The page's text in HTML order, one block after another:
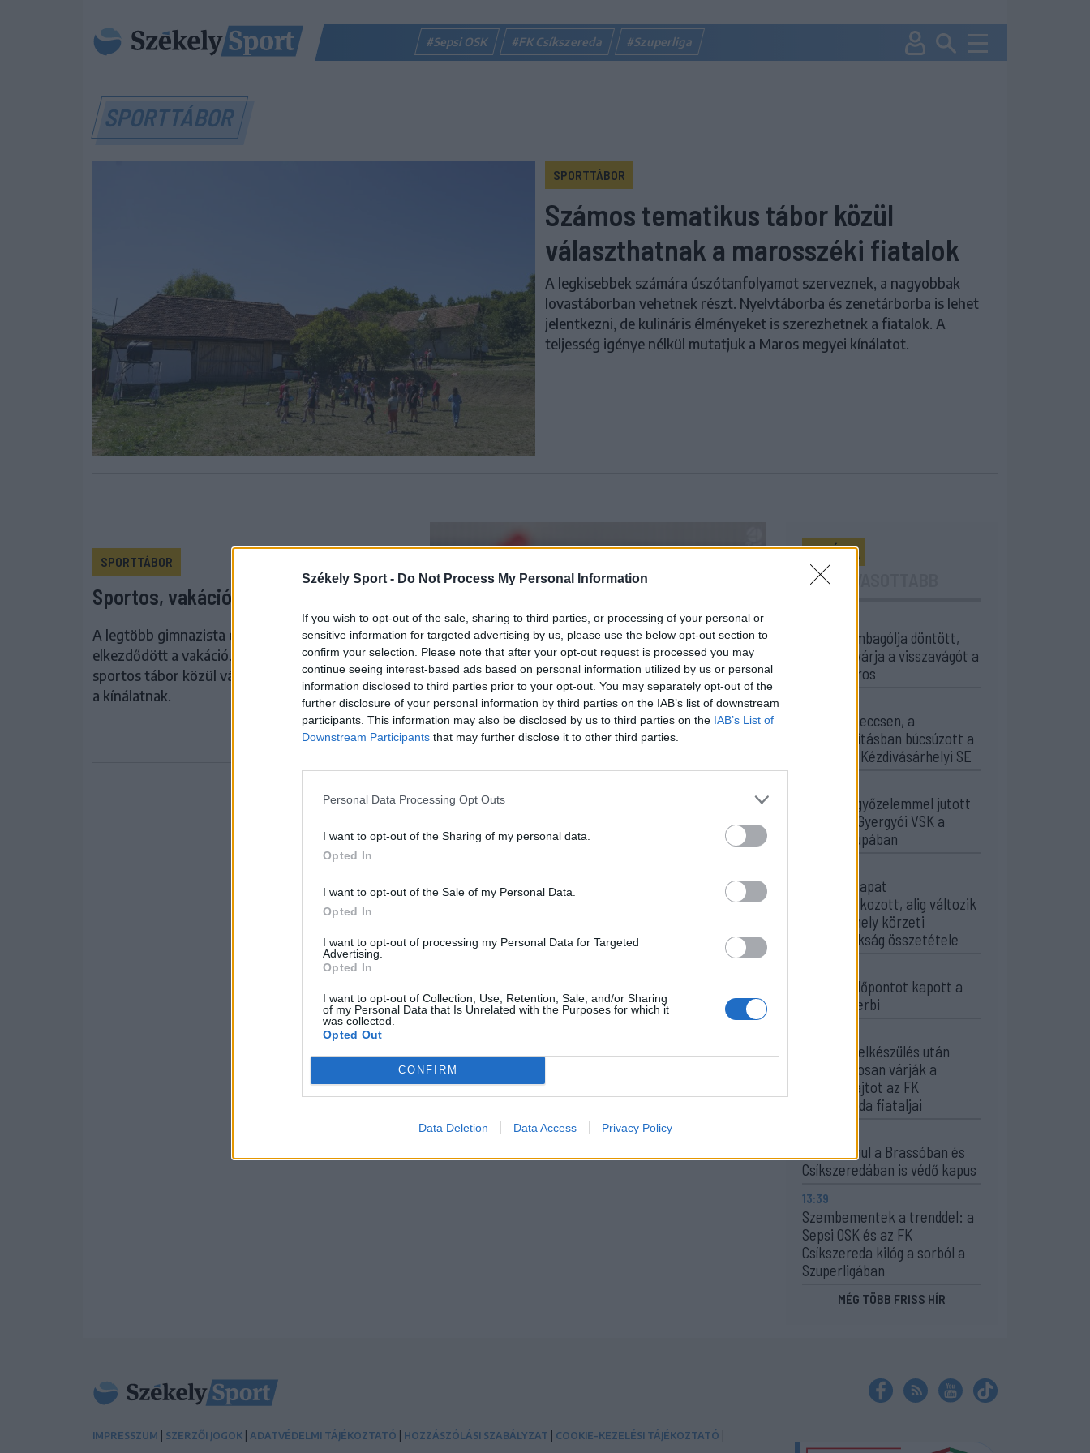
Székely Sport - Do Not Process My Personal Information
If you wish to opt-out of the sale, sharing to third parties, or processing of your personal or
sensitive information for targeted advertising by us, please use the below opt-out section to
confirm your selection. Please note that after your opt-out request is processed you may
continue seeing interest-based ads based on personal information utilized by us or personal
information disclosed to third parties prior to your opt-out. You may separately opt-out of the
further disclosure of your personal information by third parties on the IAB’s list of downstream
participants. This information may also be disclosed by us to third parties on the IAB’s List of
Downstream Participants that may further disclose it to other third parties.
Personal Data Processing Opt Outs
I want to opt-out of the Sharing of my personal data.
Opted In
I want to opt-out of the Sale of my Personal Data.
Opted In
I want to opt-out of processing my Personal Data for Targeted
Advertising.
Opted In
I want to opt-out of Collection, Use, Retention, Sale, and/or Sharing
of my Personal Data that Is Unrelated with the Purposes for which it
was collected.
Opted Out
CONFIRM
Data Deletion Data Access Privacy Policy
#Sepsi OSK #FK Csíkszereda #Szuperliga
SPORTTÁBOR
SPORTTÁBOR
Számos tematikus tábor közül
választhatnak a marosszéki fiatalok
A legkisebbek számára úszótanfolyamot szerveznek, a nagyobbak
lovastáborban vehetnek részt. Nyelvtáborba és zenetárborba is lehet
jelentkezni, de kulináris élményeket is szerezhetnek a fiatalok. A
teljesség igénye nélkül mutatjuk a Maros megyei kínálatot.
SPORTTÁBOR
Sportos, vakációs táborok Csíkszéken
A legtöbb gimnazista és középiskolás diák számára
elkezdődött a vakáció. Csíkszéken a gyerekek több
sportos tábor közül választhatnak. Utánanéztünk
a kínálatnak.
Korábbi cikkek betöltése
24 ÓRA
LEGOLVASOTTABB
Corbu bombagólja döntött,
előnyből várja a visszavágót a
Ferencváros
Drámai meccsen, a
hosszabbításban búcsúzott a
kupától a Kézdivásárhelyi SE
Könnyed győzelemmel jutott
tovább a Gyergyói VSK a
Román Kupában
Minden csapat
visszaíratkozott, alig változik
az Udvarhely körzeti
focibajnokság összetétele
Kezdési időpontot kapott a
székely derbi
Intenzív felkészülés után
magabiztosan várják a
bajnoki rajtot az FK
Csíkszereda fiataljai
Visszavonul a Brassóban és
Csíkszeredában is védő kapus
13:39
Szembementek a trenddel: a
Sepsi OSK és az FK
Csíkszereda kilóg a sorból a
Szuperligában
MÉG TÖBB FRISS HÍR
IMPRESSZUM SZERZŐI JOGOK ADATVÉDELMI TÁJÉKOZTATÓ HOZZÁSZÓLÁSI SZABÁLYZAT COOKIE-KEZELÉSI TÁJÉKOZTATÓ